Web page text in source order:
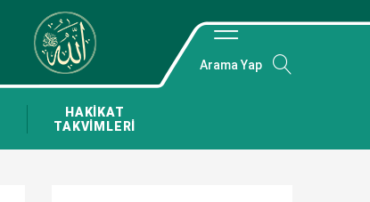
HAKİKAT
TAKVİMLERİ
Arama Yap